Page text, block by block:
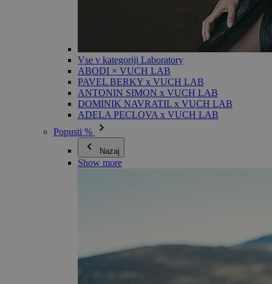
Vse v kategoriji Laboratory
ABODI × VUCH LAB
PAVEL BERKY x VUCH LAB
ANTONIN SIMON x VUCH LAB
DOMINIK NAVRATIL x VUCH LAB
ADELA PECLOVA x VUCH LAB
Popusti %
Nazaj
Show more